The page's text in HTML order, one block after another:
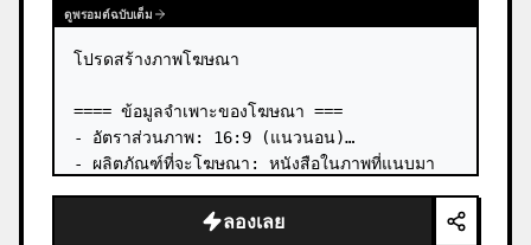
ดูพรอมต์ฉบับเต็ม
โปรดสร้างภาพโฆษณา
==== ข้อมูลจำเพาะของโฆษณา ===
- อัตราส่วนภาพ: 16:9 (แนวนอน)
- ผลิตภัณฑ์ที่จะโฆษณา: หนังสือในภาพที่แนบมา
- จุดดึงดูดสายตาหลัก: วางหนังสือจากภาพที่แนบมา
ลองเลย